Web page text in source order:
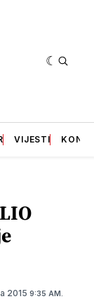
VIJESTI
2015 9:35 AM.